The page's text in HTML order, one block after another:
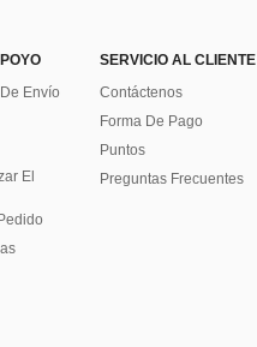
Envío
El
SERVICIO AL CLIENTE
Contáctenos
Forma De Pago
Puntos
Preguntas Frecuentes